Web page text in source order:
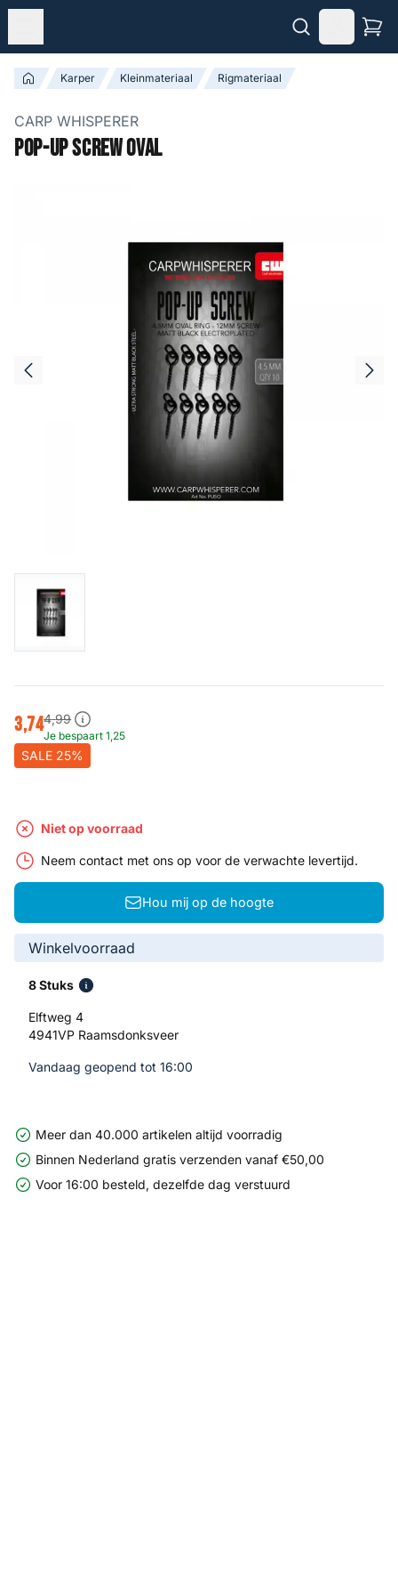
Karper Kleinmateriaal Rigmateriaal
CARP WHISPERER
Pop-Up Screw Oval
3,744,99
Je bespaart1,25
SALE 25%
Niet op voorraad
Neem contact met ons op voor de verwachte levertijd.
Hou mij op de hoogte
Winkelvoorraad
8 Stuks
Elftweg 4
4941VP Raamsdonksveer
Vandaag geopend tot 16:00
Meer dan 40.000 artikelen altijd voorradig
Binnen Nederland gratis verzenden vanaf €50,00
Voor 16:00 besteld, dezelfde dag verstuurd